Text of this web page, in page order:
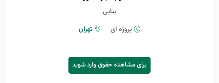
بنایی
پروژه ای
تهران
برای مشاهده حقوق وارد شوید